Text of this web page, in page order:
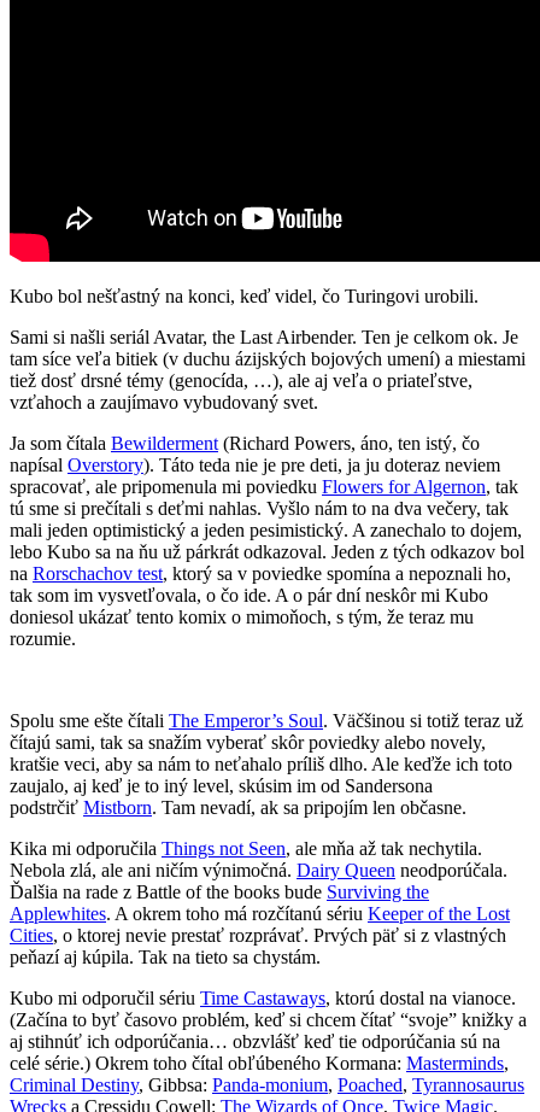
Kubo bol nešťastný na konci, keď videl, čo Turingovi urobili.
Sami si našli seriál Avatar, the Last Airbender. Ten je celkom ok. Je
tam síce veľa bitiek (v duchu ázijských bojových umení) a miestami
tiež dosť drsné témy (genocída, …), ale aj veľa o priateľstve,
vzťahoch a zaujímavo vybudovaný svet.
Ja som čítala Bewilderment(Richard Powers, áno, ten istý, čo
napísal Overstory). Táto teda nie je pre deti, ja ju doteraz neviem
spracovať, ale pripomenula mi poviedku Flowers for Algernon, tak
tú sme si prečítali s deťmi nahlas. Vyšlo nám to na dva večery, tak
mali jeden optimistický a jeden pesimistický. A zanechalo to dojem,
lebo Kubo sa na ňu už párkrát odkazoval. Jeden z tých odkazov bol
na Rorschachov test, ktorý sa v poviedke spomína a nepoznali ho,
tak som im vysvetľovala, o čo ide. A o pár dní neskôr mi Kubo
doniesol ukázať tento komix o mimoňoch, s tým, že teraz mu
rozumie.
Spolu sme ešte čítali The Emperor’s Soul. Väčšinou si totiž teraz už
čítajú sami, tak sa snažím vyberať skôr poviedky alebo novely,
kratšie veci, aby sa nám to neťahalo príliš dlho. Ale keďže ich toto
zaujalo, aj keď je to iný level, skúsim im od Sandersona
podstrčiť Mistborn. Tam nevadí, ak sa pripojím len občasne.
Kika mi odporučila Things not Seen, ale mňa až tak nechytila.
Nebola zlá, ale ani ničím výnimočná. Dairy Queen neodporúčala.
Ďalšia na rade z Battle of the books bude Surviving the
Applewhites. A okrem toho má rozčítanú sériu Keeper of the Lost
Cities, o ktorej nevie prestať rozprávať. Prvých päť si z vlastných
peňazí aj kúpila. Tak na tieto sa chystám.
Kubo mi odporučil sériu Time Castaways, ktorú dostal na vianoce.
(Začína to byť časovo problém, keď si chcem čítať “svoje” knižky a
aj stihnúť ich odporúčania… obzvlášť keď tie odporúčania sú na
celé série.) Okrem toho čítal obľúbeného Kormana: Masterminds,
Criminal Destiny, Gibbsa: Panda-monium, Poached, Tyrannosaurus
Wrecks a Cressidu Cowell: The Wizards of Once, Twice Magic.